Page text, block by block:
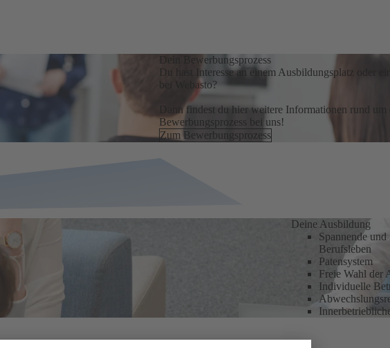
Dein Bewerbungsprozess
Du hast Interesse an einem Ausbildungsplatz oder
bei Webasto?
Dann findest du hier weitere Informationen rund um
Bewerbungsprozess bei uns!
Zum Bewerbungsprozess
Deine Ausbildung
Spannende
Berufsleben
Patensystem
Freie Wahl der
Individuelle